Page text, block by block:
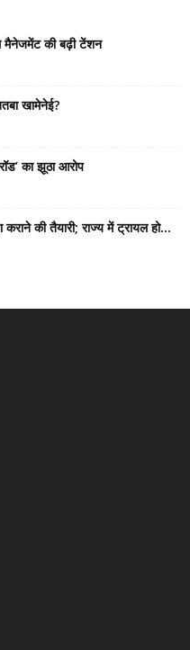
मैनेजमेंट की बढ़ी टेंशन
खामेनेई?
का झूठा आरोप
की तैयारी; राज्य में ट्रायल हो...